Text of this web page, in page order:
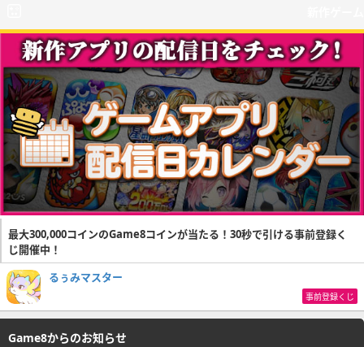
最大300,000コインのGame8コインが当たる！30秒で引ける事前登録く
じ開催中！
るぅみマスター
事前登録くじ
Game8からのお知らせ